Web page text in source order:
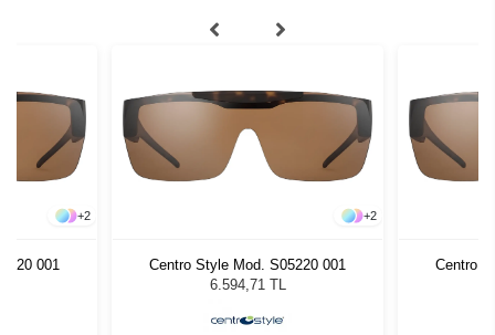
+2
001
+2
Centro Style Mod. S05220 001
6.594,71 TL
Centro